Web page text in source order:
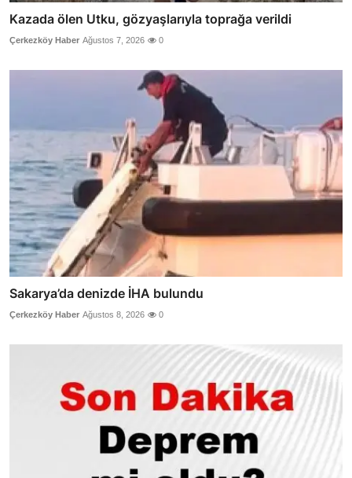
Kazada ölen Utku, gözyaşlarıyla toprağa verildi
Çerkezköy Haber Ağustos 7, 2026 0
Sakarya’da denizde İHA bulundu
Çerkezköy Haber Ağustos 8, 2026 0